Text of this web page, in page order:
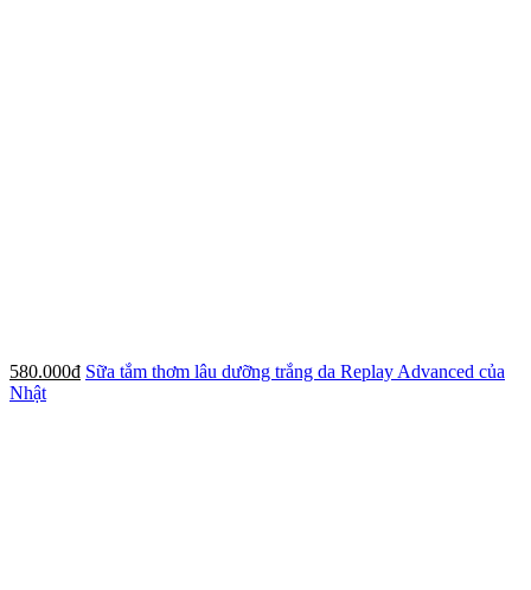
580.000đ Sữa tắm thơm lâu dưỡng trắng da Replay Advanced của
Nhật